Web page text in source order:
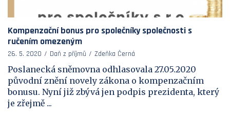
Kompenzační bonus pro společníky společnosti s
ručením omezeným
26. 5. 2020 Daň z příjmů Zdeňka Černá
Poslanecká sněmovna odhlasovala 27.05.2020
původní znění novely zákona o kompenzačním
bonusu. Nyní již zbývá jen podpis prezidenta, který
je zřejmě ...